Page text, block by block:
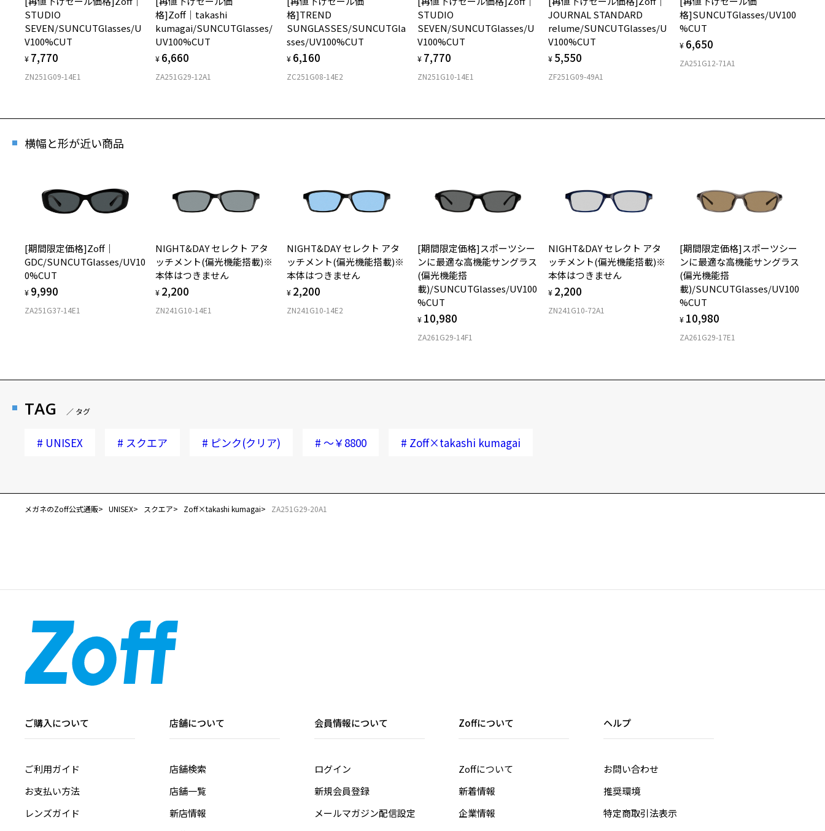
STUDIO
SEVEN/SUNCUTGlasses/U
V100%CUT
¥ 7,770
ZN251G09-14E1
格]Zoff│takashi
kumagai/SUNCUTGlasses/
UV100%CUT
¥ 6,660
ZA251G29-12A1
格]TREND
SUNGLASSES/SUNCUTGla
sses/UV100%CUT
¥ 6,160
ZC251G08-14E2
STUDIO
SEVEN/SUNCUTGlasses/U
V100%CUT
¥ 7,770
ZN251G10-14E1
JOURNAL STANDARD
relume/SUNCUTGlasses/U
V100%CUT
¥ 5,550
ZF251G09-49A1
格]SUNCUTGlasses/UV100
%CUT
¥ 6,650
ZA251G12-71A1
横幅と形が近い商品
[期間限定価格]Zoff｜
GDC/SUNCUTGlasses/UV10
0%CUT
¥ 9,990
ZA251G37-14E1
NIGHT&DAY セレクト アタ
ッチメント(偏光機能搭載)※
本体はつきません
¥ 2,200
ZN241G10-14E1
NIGHT&DAY セレクト アタ
ッチメント(偏光機能搭載)※
本体はつきません
¥ 2,200
ZN241G10-14E2
[期間限定価格]スポーツシー
ンに最適な高機能サングラス
(偏光機能搭
載)/SUNCUTGlasses/UV100
%CUT
¥ 10,980
ZA261G29-14F1
NIGHT&DAY セレクト アタ
ッチメント(偏光機能搭載)※
本体はつきません
¥ 2,200
ZN241G10-72A1
[期間限定価格]スポーツシー
ンに最適な高機能サングラス
(偏光機能搭
載)/SUNCUTGlasses/UV100
%CUT
¥ 10,980
ZA261G29-17E1
TAG ／ タグ
# UNISEX # スクエア # ピンク(クリア) # ～￥8800 # Zoff×takashi kumagai
メガネのZoff公式通販 UNISEX スクエア Zoff×takashi kumagai ZA251G29-20A1
ご購入について
ご利用ガイド
お支払い方法
レンズガイド
店舗について
店舗検索
店舗一覧
新店情報
会員情報について
ログイン
新規会員登録
メールマガジン配信設定
Zoffについて
Zoffについて
新着情報
企業情報
ヘルプ
お問い合わせ
推奨環境
特定商取引法表示